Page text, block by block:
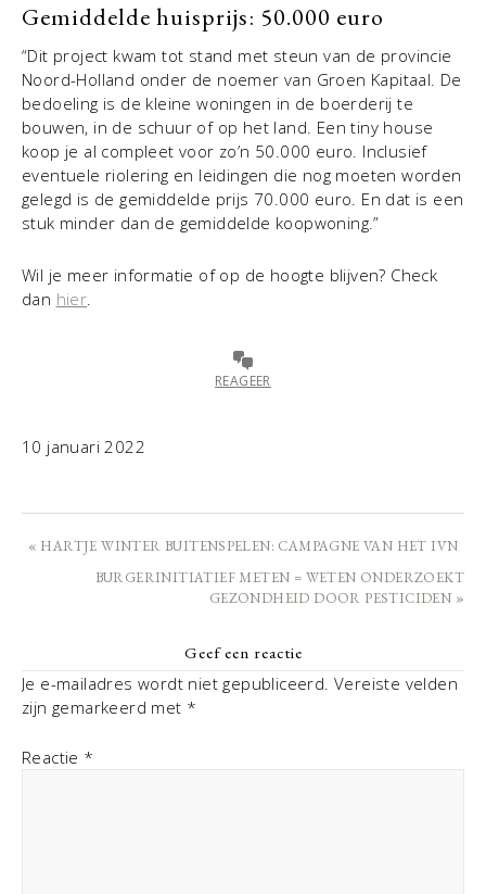
Gemiddelde huisprijs: 50.000 euro
“Dit project kwam tot stand met steun van de provincie
Noord-Holland onder de noemer van Groen Kapitaal. De
bedoeling is de kleine woningen in de boerderij te
bouwen, in de schuur of op het land. Een tiny house
koop je al compleet voor zo’n 50.000 euro. Inclusief
eventuele riolering en leidingen die nog moeten worden
gelegd is de gemiddelde prijs 70.000 euro. En dat is een
stuk minder dan de gemiddelde koopwoning.”
Wil je meer informatie of op de hoogte blijven? Check
dan hier.
REAGEER
10 januari 2022
« HARTJE WINTER BUITENSPELEN: CAMPAGNE VAN HET IVN
BURGERINITIATIEF METEN = WETEN ONDERZOEKT
GEZONDHEID DOOR PESTICIDEN »
Geef een reactie
Je e-mailadres wordt niet gepubliceerd. Vereiste velden
zijn gemarkeerd met *
Reactie *